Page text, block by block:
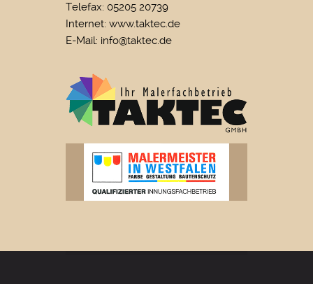
Telefax: 05205 20739
Internet: www.taktec.de
E-Mail: info@taktec.de